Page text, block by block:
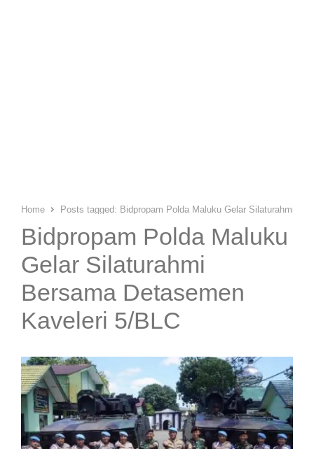
Home Posts tagged: Bidpropam Polda Maluku Gelar Silaturahmi
Bidpropam Polda Maluku
Gelar Silaturahmi
Bersama Detasemen
Kaveleri 5/BLC